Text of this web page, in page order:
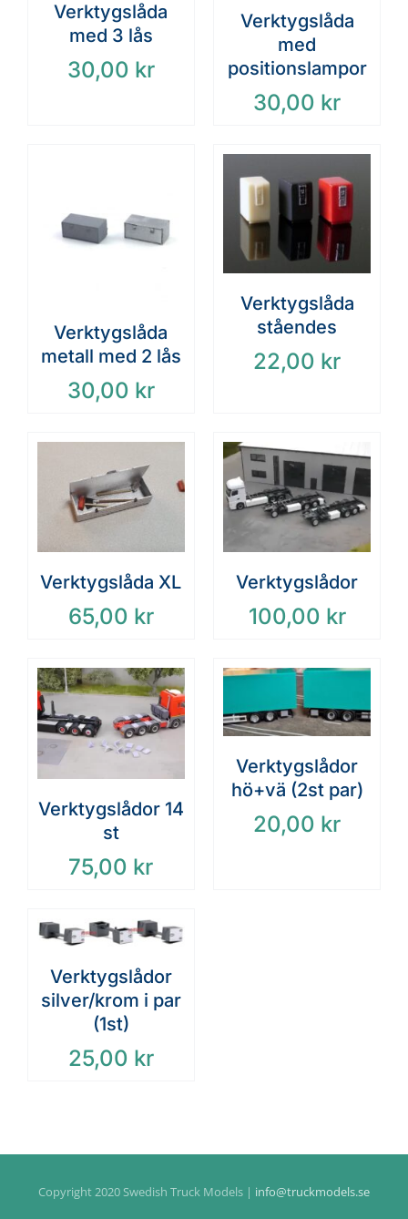
Verktygslåda
med 3 lås
30,00 kr
Verktygslåda
med
positionslampor
30,00 kr
Verktygslåda
metall med 2 lås
30,00 kr
Verktygslåda
ståendes
22,00 kr
Verktygslåda XL
65,00 kr
Verktygslådor
100,00 kr
Verktygslådor 14
st
75,00 kr
Verktygslådor
hö+vä (2st par)
20,00 kr
Verktygslådor
silver/krom i par
(1st)
25,00 kr
Copyright 2020 Swedish Truck Models | info@truckmodels.se